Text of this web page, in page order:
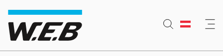
Inhaltsbereich
Suche
Hauptnavigation
Kontakt
Footer